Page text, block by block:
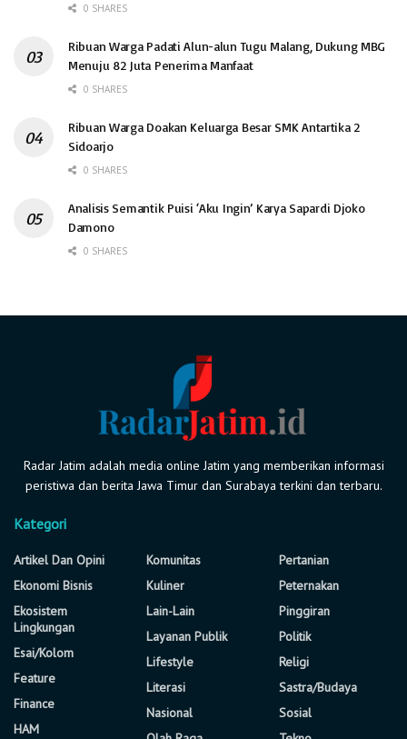
0 SHARES
Ribuan Warga Padati Alun-alun Tugu Malang, Dukung MBG
Menuju 82 Juta Penerima Manfaat
0 SHARES
Ribuan Warga Doakan Keluarga Besar SMK Antartika 2
Sidoarjo
0 SHARES
Analisis Semantik Puisi ‘Aku Ingin’ Karya Sapardi Djoko
Damono
0 SHARES
Radar Jatim adalah media online Jatim yang memberikan informasi
peristiwa dan berita Jawa Timur dan Surabaya terkini dan terbaru.
Kategori
Artikel Dan Opini
Ekonomi Bisnis
Ekosistem
Lingkungan
Esai/Kolom
Feature
Finance
HAM
Komunitas
Kuliner
Lain-Lain
Layanan Publik
Lifestyle
Literasi
Nasional
Pertanian
Peternakan
Pinggiran
Politik
Religi
Sastra/Budaya
Sosial